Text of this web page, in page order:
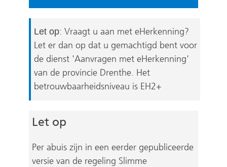
Let op: Vraagt u aan met eHerkenning?
Let er dan op dat u gemachtigd bent voor
de dienst 'Aanvragen met eHerkenning'
van de provincie Drenthe. Het
betrouwbaarheidsniveau is EH2+
Let op
Per abuis zijn in een eerder gepubliceerde
versie van de regeling Slimme